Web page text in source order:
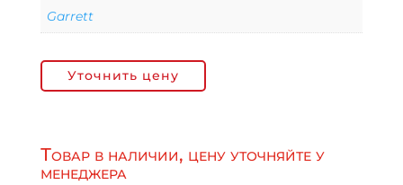
Garrett
Уточнить цену
Товар в наличии, цену уточняйте у
менеджера